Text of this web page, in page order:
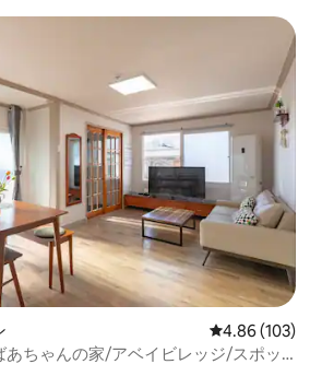
レビュー103
4.86 (103)
あちゃんの家/アベイビレッジ/スポッ